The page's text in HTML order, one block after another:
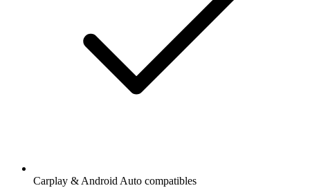
Carplay & Android Auto compatibles